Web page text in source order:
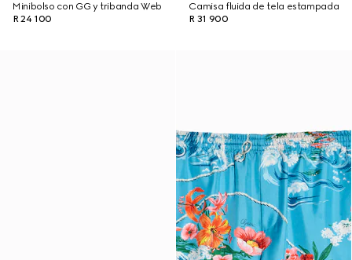
Minibolso con GG y tribanda Web
R 24 100
Camisa fluida de tela estampada
R 31 900